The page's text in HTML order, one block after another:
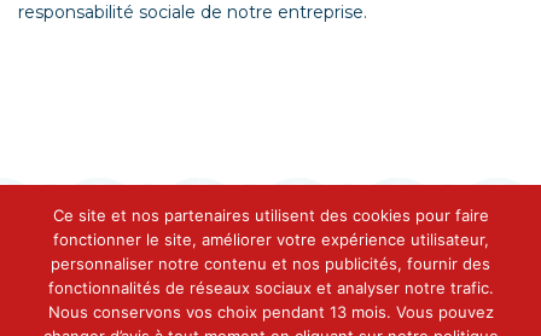
responsabilité sociale de notre entreprise.
Ce site et nos partenaires utilisent des cookies pour faire
fonctionner le site, améliorer votre expérience utilisateur,
personnaliser notre contenu et nos publicités, fournir des
fonctionnalités de réseaux sociaux et analyser notre trafic.
Nous conservons vos choix pendant 13 mois. Vous pouvez
Contact
Conserveries Des Cinq Océans